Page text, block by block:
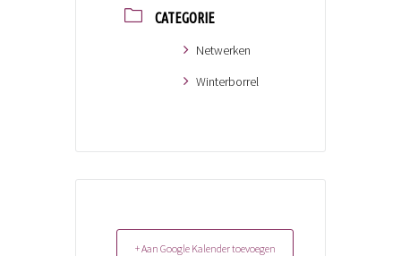
CATEGORIE
Netwerken
Winterborrel
+ Aan Google Kalender toevoegen